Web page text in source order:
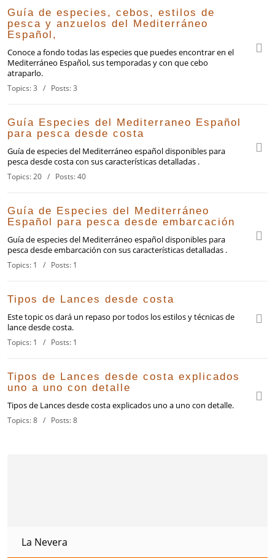
Guía de especies, cebos, estilos de
pesca y anzuelos del Mediterráneo
Español,
Conoce a fondo todas las especies que puedes encontrar en el
Mediterráneo Español, sus temporadas y con que cebo
atraparlo.
Topics: 3 / Posts: 3
Guía Especies del Mediterraneo Español
para pesca desde costa
Guía de especies del Mediterráneo español disponibles para
pesca desde costa con sus características detalladas .
Topics: 20 / Posts: 40
Guía de Especies del Mediterráneo
Español para pesca desde embarcación
Guía de especies del Mediterráneo español disponibles para
pesca desde embarcación con sus características detalladas .
Topics: 1 / Posts: 1
Tipos de Lances desde costa
Este topic os dará un repaso por todos los estilos y técnicas de
lance desde costa.
Topics: 1 / Posts: 1
Tipos de Lances desde costa explicados
uno a uno con detalle
Tipos de Lances desde costa explicados uno a uno con detalle.
Topics: 8 / Posts: 8
La Nevera